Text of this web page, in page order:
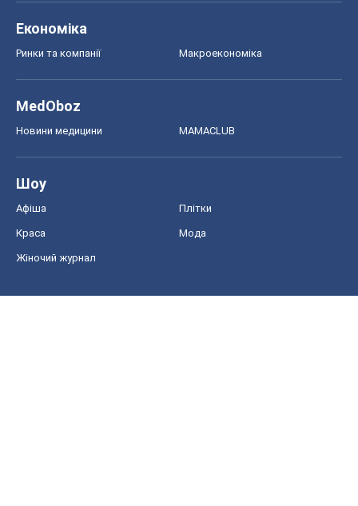
Економіка
Ринки та компанії Макроекономіка
MedOboz
Новини медицини MAMACLUB
Шоу
Афіша Плітки
Краса Мода
Жіночий журнал